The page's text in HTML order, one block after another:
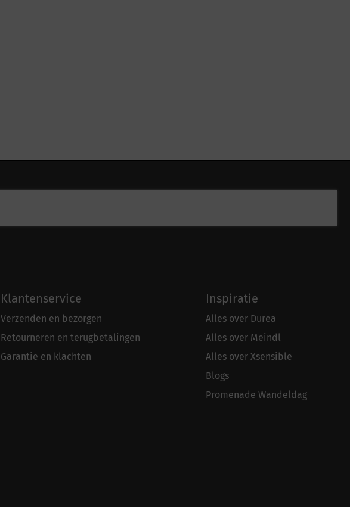
Klantenservice
Verzenden en bezorgen
Retourneren en terugbetalingen
Garantie en klachten
Inspiratie
Alles over Durea
Alles over Meindl
Alles over Xsensible
Blogs
Promenade Wandeldag